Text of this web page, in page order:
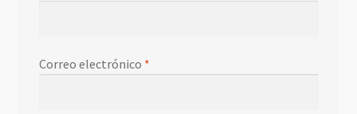
Correo electrónico *